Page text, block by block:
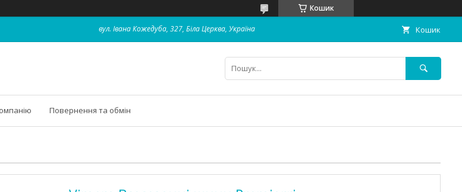
Кошик
вул. Івана Кожедуба, 327, Біла Церква, Україна Кошик
Повернення та обмін